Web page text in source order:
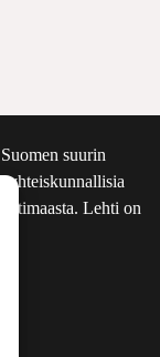
suurin
yhteiskunnallisia
Lehti on